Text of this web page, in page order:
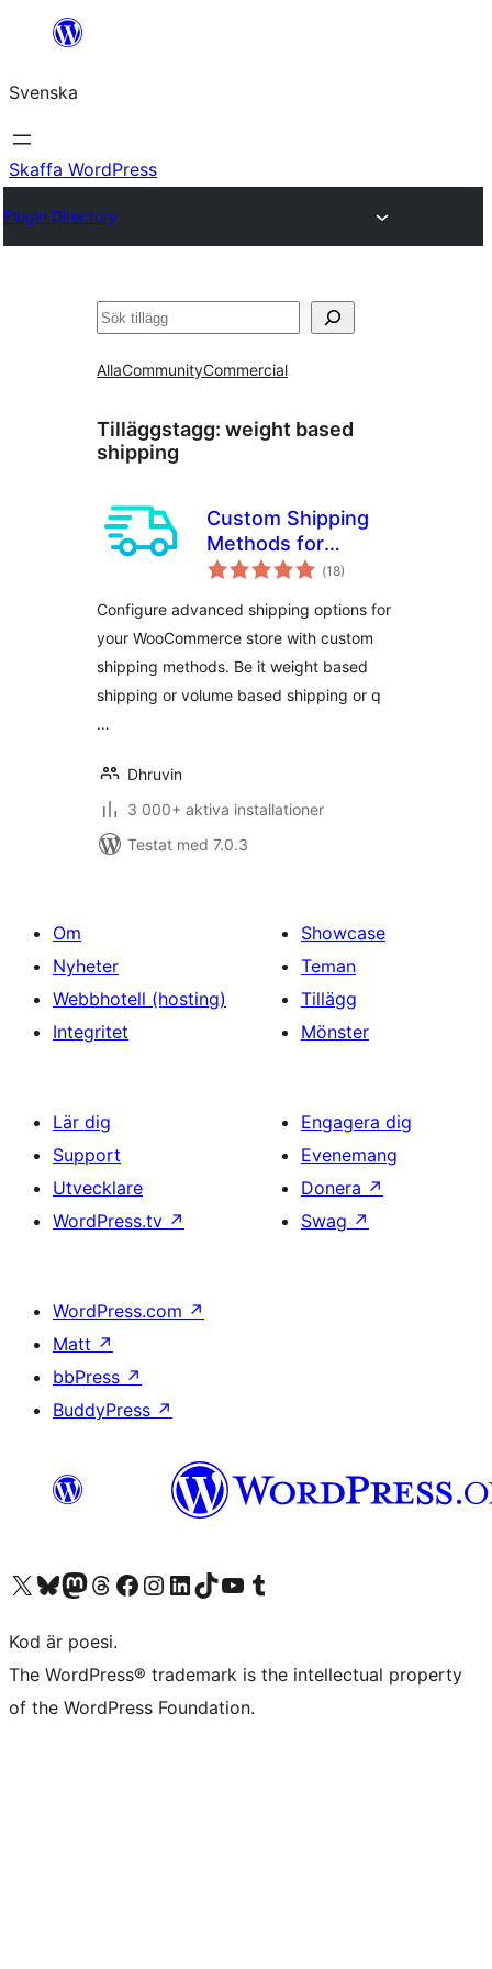
Hoppa
innehåll
Svenska
Skaffa WordPress
Plugin Directory
Sök
AllaCommunityCommercial
Tilläggstagg: weight based
shipping
Custom Shipping
Methods for
WooCommerce –
based Shipping,
Conditional
Shipping, Table
Rate Shipping and
(Totalt
antal
18)
Configure advanced shipping options for
your WooCommerce store with custom
shipping methods. Be it weight based
shipping or volume based shipping or q
…
Dhruvin
3 000+ aktiva installationer
Testat med 7.0.3
Om
Nyheter
Webbhotell (hosting)
Integritet
Showcase
Teman
Tillägg
Mönster
Lär dig
Support
Utvecklare
WordPress.tv ↗
Engagera dig
Evenemang
Donera ↗
Swag ↗
WordPress.com ↗
Matt ↗
bbPress ↗
BuddyPress ↗
Besök vår X-konto (f.d. Twitter)
Besök vårt Bluesky-konto
Besök vårt Mastodon-konto
Besök vårt Thread-konto
Besök vår Facebook-sidaBesök vårt Instagram-konto
Besök vårt LinkedIn-konto
Besök vårt TikTok-konto
Besök vår YouTube-kanalBesök vårt Tumblr-konto
Kod är poesi.
The WordPress® trademark is the intellectual property
of the WordPress Foundation.